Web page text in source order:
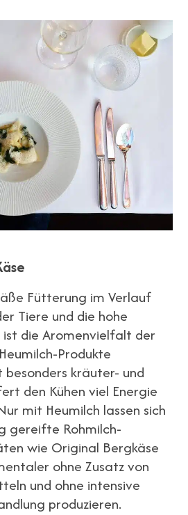
Fütterung im Verlauf
Tiere und die hohe
die Aromenvielfalt der
Produkte
besonders kräuter- und
den Kühen viel Energie
mit Heumilch lassen sich
gereifte Rohmilch-
wie Original Bergkäse
ohne Zusatz von
und ohne intensive
produzieren.